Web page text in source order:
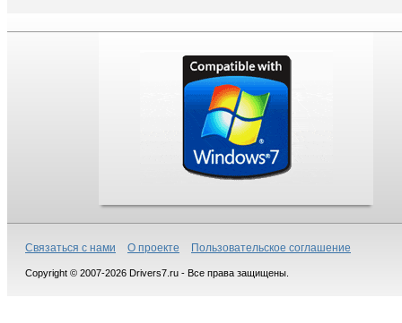
Связаться с нами О проекте Пользовательское соглашение
Copyright © 2007-2026 Drivers7.ru - Все права защищены.